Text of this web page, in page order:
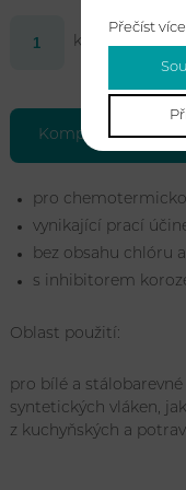
ks
Kompletní
pro
vynikající prací
bez obsahu chlóru
s inhibitorem
Oblast použití:
pro bílé a
syntetických vláken,
z kuchyňských a
Přečíst více